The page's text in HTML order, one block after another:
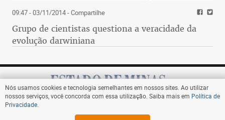
09:47 - 03/11/2014- Compartilhe
Grupo de cientistas questiona a veracidade da
evolução darwiniana
Assine
Nós usamos cookies e tecnologia semelhantes em nossos sites. Ao utilizar
nossos serviços, você concorda com essa utilização. Saiba mais em Política de
Privacidade